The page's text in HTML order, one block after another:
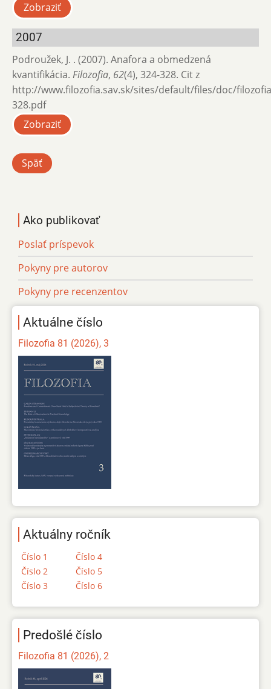
Zobraziť
2007
Podroužek, J. . (2007). Anafora a obmedzená
kvantifikácia. Filozofia, 62(4), 324-328. Cit z
http://www.filozofia.sav.sk/sites/default/files/doc/
328.pdf
Zobraziť
Späť
Ako publikovať
Poslať príspevok
Pokyny pre autorov
Pokyny pre recenzentov
Aktuálne číslo
Filozofia 81 (2026), 3
Aktuálny ročník
Číslo 1
Číslo 2
Číslo 3
Číslo 4
Číslo 5
Číslo 6
Predošlé číslo
Filozofia 81 (2026), 2